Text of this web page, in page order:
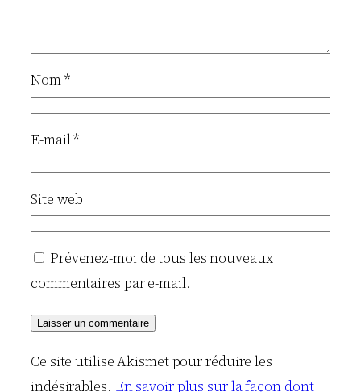
Nom*
E-mail*
Site web
Prévenez-moi de tous les nouveaux
commentaires par e-mail.
Ce site utilise Akismet pour réduire les
indésirables. En savoir plus sur la façon dont